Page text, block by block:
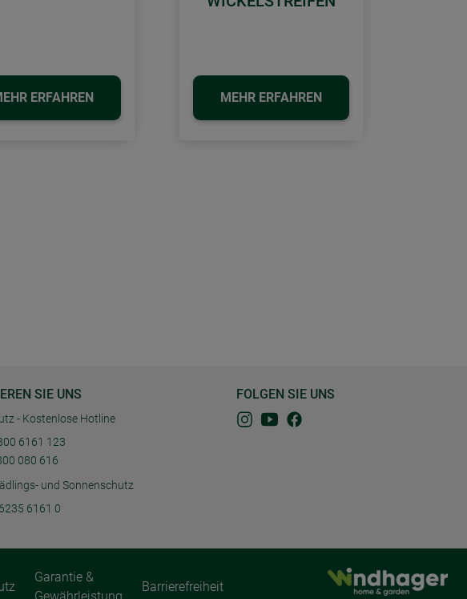
ERFAHREN MEHR ERFAHREN
SIE UNS
- Kostenlose Hotline
6161 123
080 616
und Sonnenschutz
6161 0
FOLGEN SIE UNS
Garantie &
Barrierefreiheit